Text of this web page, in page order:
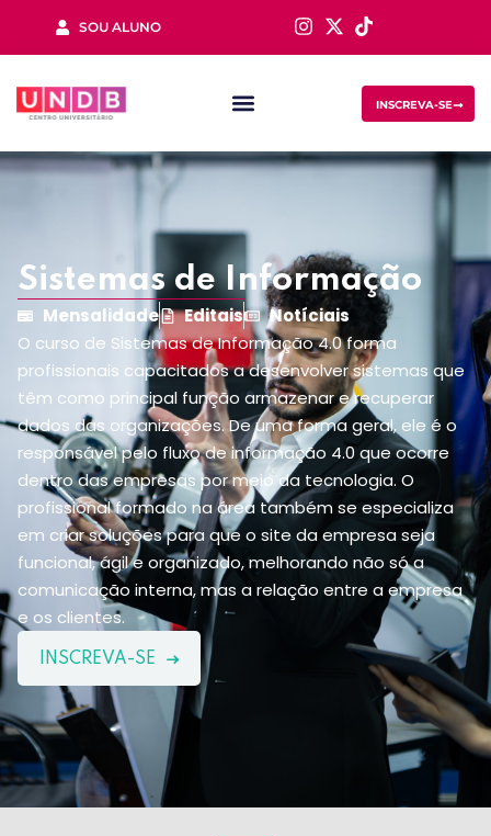
SOU ALUNO
INSCREVA-SE
INSCREVA-SE
O curso de Sistemas de Informação 4.0 forma
profissionais capacitados a desenvolver sistemas que
têm como principal função armazenar e recuperar
dados das organizações. De uma forma geral, ele é o
responsável pelo fluxo de informação 4.0 que ocorre
dentro das empresas por meio da tecnologia. O
profissional formado na área também se especializa
em criar soluções para que o site da empresa seja
funcional, ágil e organizado, melhorando não só a
comunicação interna, mas a relação entre a empresa
e os clientes.
Mensalidade Editais Notíciais
Sistemas de Informação
Remember me Lost your password?